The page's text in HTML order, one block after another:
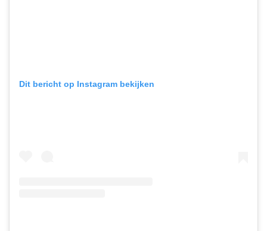
Dit bericht op Instagram bekijken